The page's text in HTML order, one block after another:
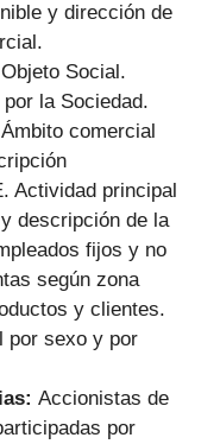
y dirección de
Social.
la Sociedad.
comercial
Actividad principal
descripción de la
fijos y no
según zona
y clientes.
por sexo y por
Accionistas de
por